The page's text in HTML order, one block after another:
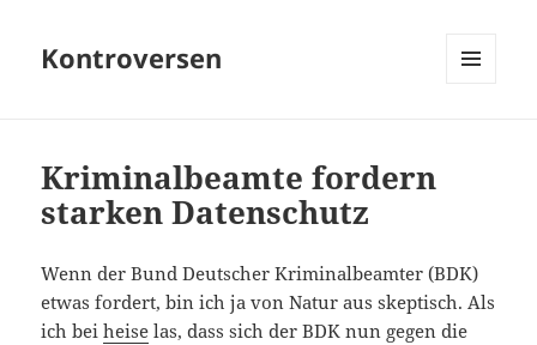
Kontroversen
Kriminalbeamte fordern
starken Datenschutz
Wenn der Bund Deutscher Kriminalbeamter (BDK)
etwas fordert, bin ich ja von Natur aus skeptisch. Als
ich beiheise las, dass sich der BDK nun gegen die